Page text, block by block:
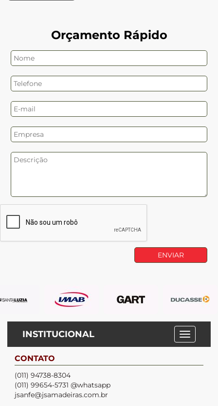
Orçamento Rápido
INSTITUCIONAL
CONTATO
(011) 94738-8304
(011) 99654-5731 @whatsapp
jsanfe@jsamadeiras.com.br